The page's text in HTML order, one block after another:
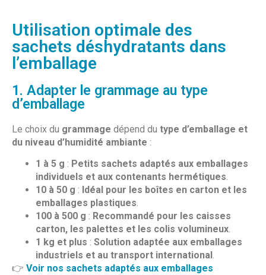
Utilisation optimale des
sachets déshydratants dans
l’emballage
1. Adapter le grammage au type
d’emballage
Le choix du grammage dépend du type d’emballage et
du niveau d’humidité ambiante :
1 à 5 g : Petits sachets adaptés aux emballages
individuels et aux contenants hermétiques.
10 à 50 g : Idéal pour les boîtes en carton et les
emballages plastiques.
100 à 500 g : Recommandé pour les caisses
carton, les palettes et les colis volumineux.
1 kg et plus : Solution adaptée aux emballages
industriels et au transport international .
👉 Voir nos sachets adaptés aux emballages